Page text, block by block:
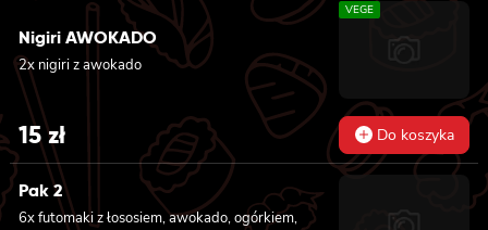
Nigiri AWOKADO
2x nigiri z awokado
VEGE
15zł Do koszyka
Pak 2
6x futomaki z łososiem, awokado, ogórkiem,